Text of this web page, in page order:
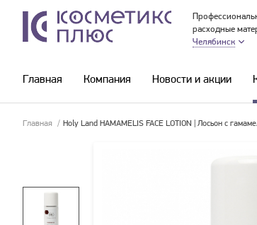
расходные
Челябинск
Главная Компания Новости и акции
Главная / Holy Land HAMAMELIS FACE LOTION | Лосьон с